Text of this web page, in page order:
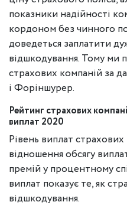
показники надійності
кордоном без чинного
доведеться заплатити
відшкодування. Тому ми
страхових компаній за
і Форіншурер.
Рейтинг страхових
виплат 2020
Рівень виплат
відношення обсягу
премій у процентному
виплат показує те, як
відшкодування.